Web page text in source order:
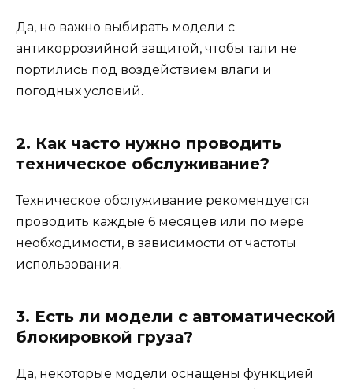
Да, но важно выбирать модели с
антикоррозийной защитой, чтобы тали не
портились под воздействием влаги и
погодных условий.
2. Как часто нужно проводить
техническое обслуживание?
Техническое обслуживание рекомендуется
проводить каждые 6 месяцев или по мере
необходимости, в зависимости от частоты
использования.
3. Есть ли модели с автоматической
блокировкой груза?
Да, некоторые модели оснащены функцией